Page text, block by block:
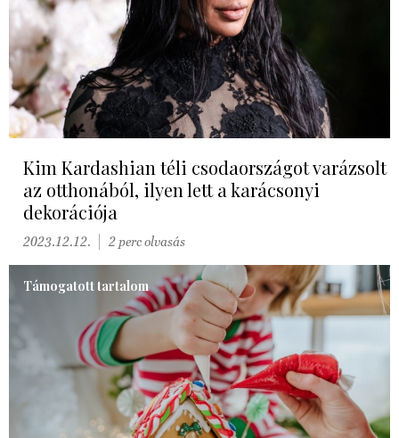
Kim Kardashian téli csodaországot varázsolt
az otthonából, ilyen lett a karácsonyi
dekorációja
2023.12.12. 2 perc olvasás
Támogatott tartalom